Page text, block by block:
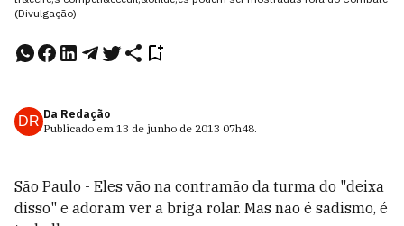
(Divulgação)
DR Da Redação
Publicado em 13 de junho de 2013 07h48.
São Paulo - Eles vão na contramão da turma do "deixa
disso" e adoram ver a briga rolar. Mas não é sadismo, é